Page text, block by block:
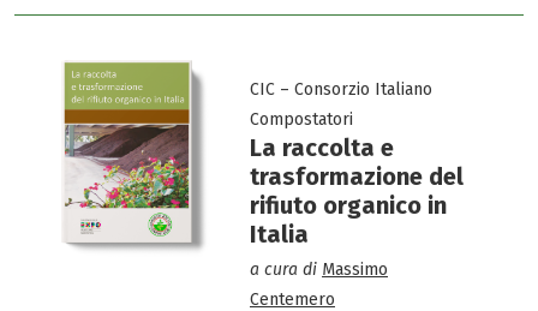
CIC – Consorzio Italiano
Compostatori
La raccolta e
trasformazione del
rifiuto organico in
Italia
a cura di Massimo
Centemero